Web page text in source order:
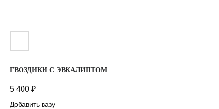
ГВОЗДИКИ С ЭВКАЛИПТОМ
5 400 ₽
Добавить вазу